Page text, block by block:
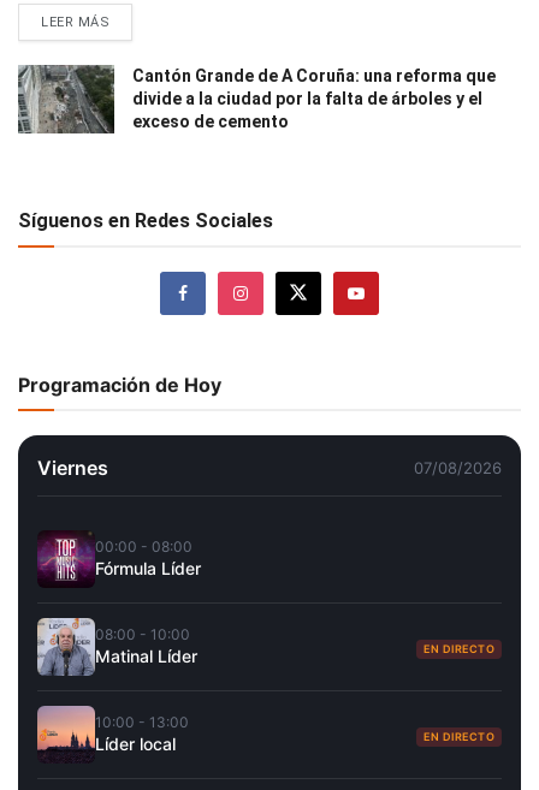
LEER MÁS
Cantón Grande de A Coruña: una reforma que
divide a la ciudad por la falta de árboles y el
exceso de cemento
Síguenos en Redes Sociales
Programación de Hoy
Viernes 07/08/2026
00:00 - 08:00
Fórmula Líder
08:00 - 10:00
Matinal Líder EN DIRECTO
10:00 - 13:00
Líder local EN DIRECTO